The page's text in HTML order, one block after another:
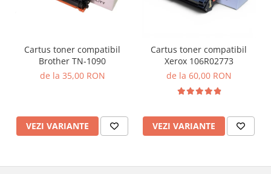
Cartus toner compatibil
Brother TN-1090
de la 35,00 RON
VEZI VARIANTE
Cartus toner compatibil
Xerox 106R02773
de la 60,00 RON
VEZI VARIANTE